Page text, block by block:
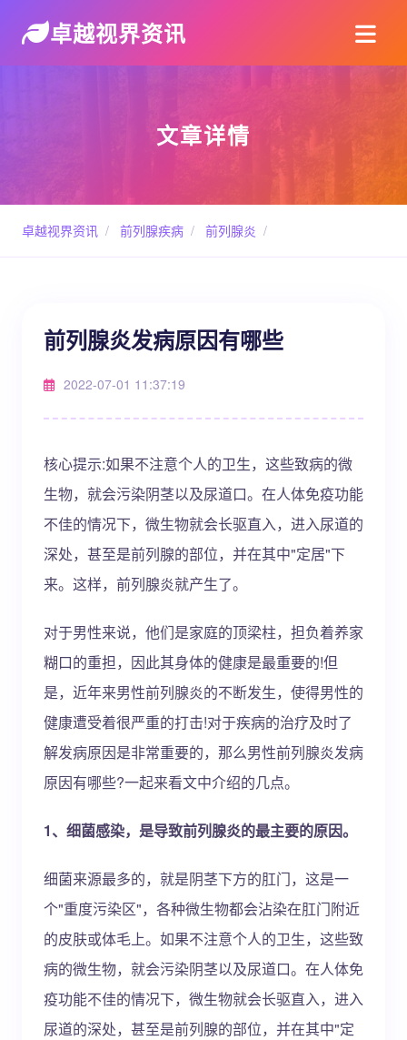
卓越视界资讯
文章详情
卓越视界资讯 / 前列腺疾病 / 前列腺炎 /
前列腺炎发病原因有哪些
2022-07-01 11:37:19
核心提示:如果不注意个人的卫生，这些致病的微
生物，就会污染阴茎以及尿道口。在人体免疫功能
不佳的情况下，微生物就会长驱直入，进入尿道的
深处，甚至是前列腺的部位，并在其中"定居"下
来。这样，前列腺炎就产生了。
对于男性来说，他们是家庭的顶梁柱，担负着养家
糊口的重担，因此其身体的健康是最重要的!但
是，近年来男性前列腺炎的不断发生，使得男性的
健康遭受着很严重的打击!对于疾病的治疗及时了
解发病原因是非常重要的，那么男性前列腺炎发病
原因有哪些?一起来看文中介绍的几点。
1、细菌感染，是导致前列腺炎的最主要的原因。
细菌来源最多的，就是阴茎下方的肛门，这是一
个"重度污染区"，各种微生物都会沾染在肛门附近
的皮肤或体毛上。如果不注意个人的卫生，这些致
病的微生物，就会污染阴茎以及尿道口。在人体免
疫功能不佳的情况下，微生物就会长驱直入，进入
尿道的深处，甚至是前列腺的部位，并在其中"定